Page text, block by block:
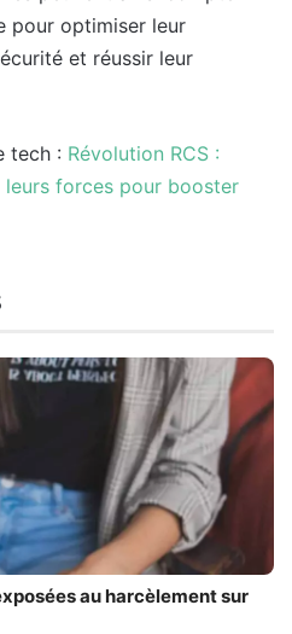
pour optimiser leur
et réussir leur
tech : Révolution RCS :
leurs forces pour booster
au harcèlement sur